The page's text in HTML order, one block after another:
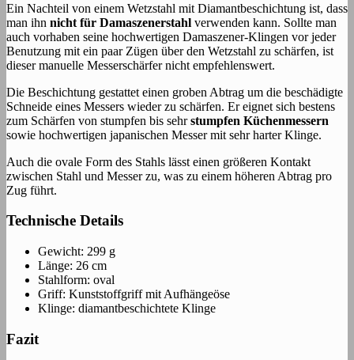
Ein Nachteil von einem Wetzstahl mit Diamantbeschichtung ist, dass
man ihn nicht für Damaszenerstahl verwenden kann. Sollte man
auch vorhaben seine hochwertigen Damaszener-Klingen vor jeder
Benutzung mit ein paar Zügen über den Wetzstahl zu schärfen, ist
dieser manuelle Messerschärfer nicht empfehlenswert.
Die Beschichtung gestattet einen groben Abtrag um die beschädigte
Schneide eines Messers wieder zu schärfen. Er eignet sich bestens
zum Schärfen von stumpfen bis sehrstumpfen Küchenmessern
sowie hochwertigen japanischen Messer mit sehr harter Klinge.
Auch die ovale Form des Stahls lässt einen größeren Kontakt
zwischen Stahl und Messer zu, was zu einem höheren Abtrag pro
Zug führt.
Technische Details
Gewicht: 299 g
Länge: 26 cm
Stahlform: oval
Griff: Kunststoffgriff mit Aufhängeöse
Klinge: diamantbeschichtete Klinge
Fazit